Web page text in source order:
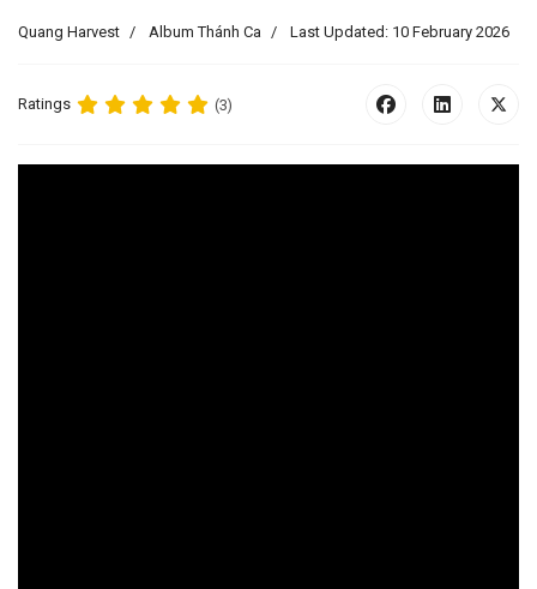
Quang Harvest Album Thánh Ca Last Updated: 10 February 2026
Ratings (3)